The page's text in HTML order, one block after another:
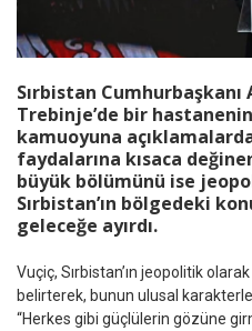
Sırbistan Cumhurbaşkanı
Trebinje’de bir
kamuoyuna
faydalarına kısaca
büyük bölümünü ise
Sırbistan’ın bölgedeki
geleceğe ayırdı.
Vuçiç, Sırbistan’ın jeopolitik
belirterek, bunun ulusal
“Herkes gibi güçlülerin gözüne